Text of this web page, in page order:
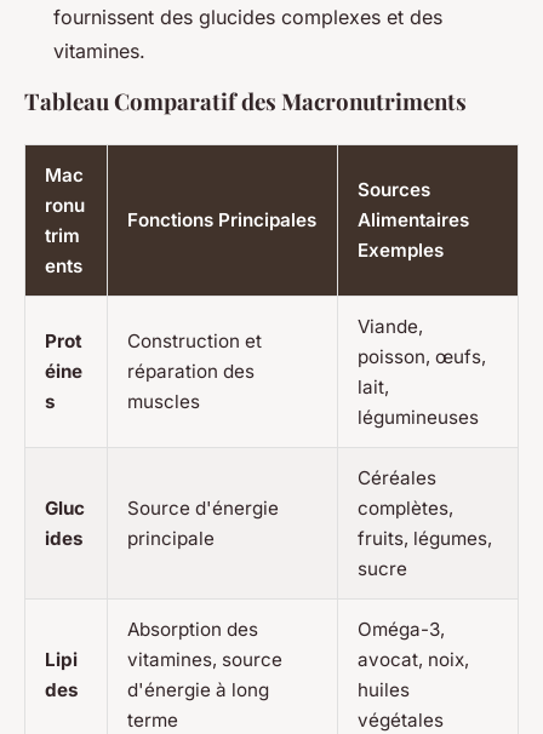
fournissent des glucides complexes et des
vitamines.
Tableau Comparatif des Macronutriments
Mac
ronu
trim
ents
Fonctions Principales
Sources
Alimentaires
Exemples
Prot
éine
s
Construction et
réparation des
muscles
Viande,
poisson, œufs,
lait,
légumineuses
Gluc
ides
Source d'énergie
principale
Céréales
complètes,
fruits, légumes,
sucre
Lipi
des
Absorption des
vitamines, source
d'énergie à long
terme
Oméga-3,
avocat, noix,
huiles
végétales